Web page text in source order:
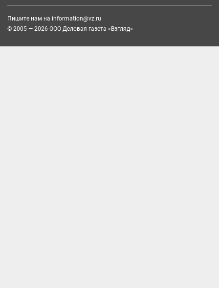
Пишите нам на information@vz.ru
© 2005 — 2026 ООО Деловая газета «Взгляд»